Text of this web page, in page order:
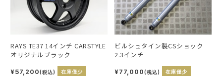
RAYS TE37 14インチ CARSTYLE
オリジナルブラック
¥57,200(税込) 在庫僅少
ビルシュタイン製CSショック
2.3インチ
¥77,000(税込) 在庫僅少